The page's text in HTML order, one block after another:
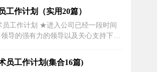
充分考虑果树的生长特点和农民的需
们获得更好的果实产量和质量。一、
计划在每个种植季节开始之前，我将
种类和品种，制定果树种植...
工作计划（实用20篇）
工作计划 ★进入公司已经一段时间
导的强有力的领导以及关心支持下，
作，特制定工作计划如下：一、认认
职工作坚持完成领导交办的各项任
员工作计划(集合16篇)